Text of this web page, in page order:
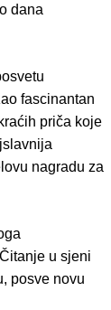
dana
fascinantan
priča koje
nagradu za
u sjeni
posve novu